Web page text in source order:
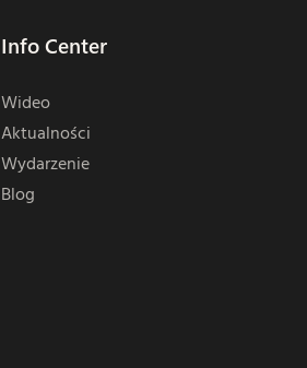
Info Center
Wideo
Aktualności
Wydarzenie
Blog